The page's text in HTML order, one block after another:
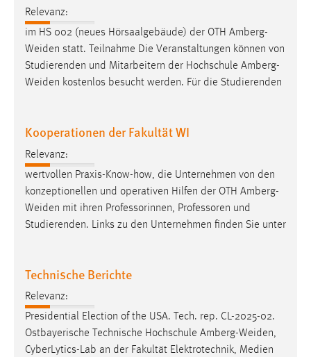
Relevanz:
im HS 002 (neues Hörsaalgebäude) der OTH Amberg-
Weiden statt. Teilnahme Die Veranstaltungen können von
Studierenden und Mitarbeitern der Hochschule Amberg-
Weiden kostenlos besucht werden. Für die Studierenden
Kooperationen der Fakultät WI
Relevanz:
wertvollen Praxis-Know-how, die Unternehmen von den
konzeptionellen und operativen Hilfen der OTH Amberg-
Weiden mit ihren Professorinnen, Professoren und
Studierenden. Links zu den Unternehmen finden Sie unter
Technische Berichte
Relevanz:
Presidential Election of the USA. Tech. rep. CL-2025-02.
Ostbayerische Technische Hochschule Amberg-Weiden,
CyberLytics-Lab an der Fakultät Elektrotechnik, Medien